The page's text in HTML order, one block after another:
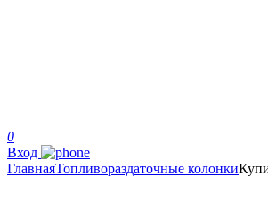
0
Вход
ГлавнаяТопливораздаточные колонки